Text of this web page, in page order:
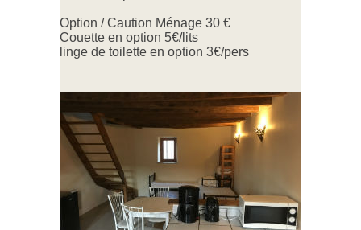
Option / Caution Ménage 30 €
Couette en option 5€/lits
linge de toilette en option 3€/pers